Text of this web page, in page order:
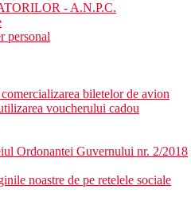
- A.N.P.C.
personal
biletelor de avion
voucherului cadou
Ordonantei Guvernului nr. 2/2018
noastre de pe retelele sociale